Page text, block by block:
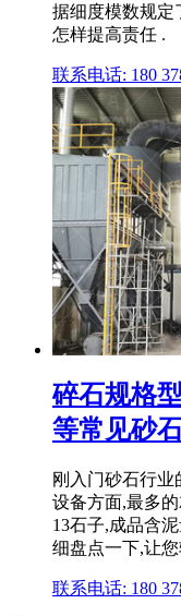
据细度模数规定
怎样提高责任 .
联系电话: 180
碎石规格
等常见砂
刚入门砂石行
设备方面,最多
13石子,成品含
细盘点一下,让
联系电话: 180